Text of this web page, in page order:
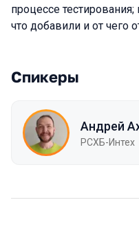
процессе
что добавили и от чего
Спикеры
Андрей
РСХБ-Интех